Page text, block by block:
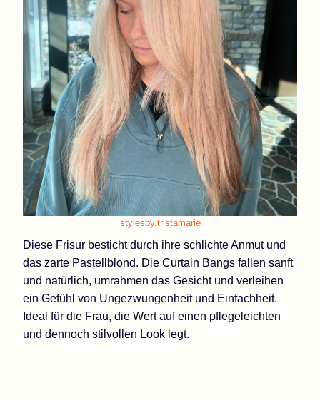
stylesby.tristamarie
Diese Frisur besticht durch ihre schlichte Anmut und
das zarte Pastellblond. Die Curtain Bangs fallen sanft
und natürlich, umrahmen das Gesicht und verleihen
ein Gefühl von Ungezwungenheit und Einfachheit.
Ideal für die Frau, die Wert auf einen pflegeleichten
und dennoch stilvollen Look legt.